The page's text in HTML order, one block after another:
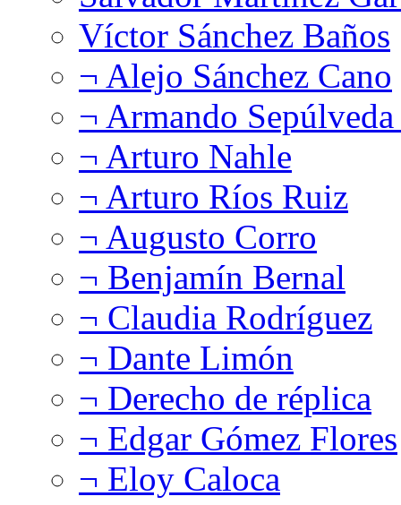
Víctor Sánchez Baños
¬ Alejo Sánchez Cano
¬ Armando
¬ Arturo Nahle
¬ Arturo Ríos Ruiz
¬ Augusto Corro
¬ Benjamín Bernal
¬ Claudia Rodríguez
¬ Dante Limón
¬ Derecho de réplica
¬ Edgar Gómez Flores
¬ Eloy Caloca